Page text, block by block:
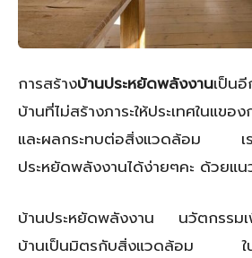
การสร้างบ้านประหยัดพลังงานเป็น
บ้านที่ไม่สร้างภาระให้ประเทศในแขอ
และผลกระทบต่อสิ่งแวดล้อม เร
ประหยัดพลังงานได้ง่ายๆคะ ด้วยแ
บ้านประหยัดพลังงาน นวัตกรรมเ
บ้าน‎เป็นมิตรกับสิ่งแวดล้อม ใน